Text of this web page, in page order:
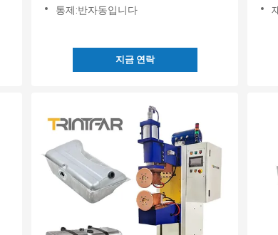
통제:반자동입니다
지금 연락